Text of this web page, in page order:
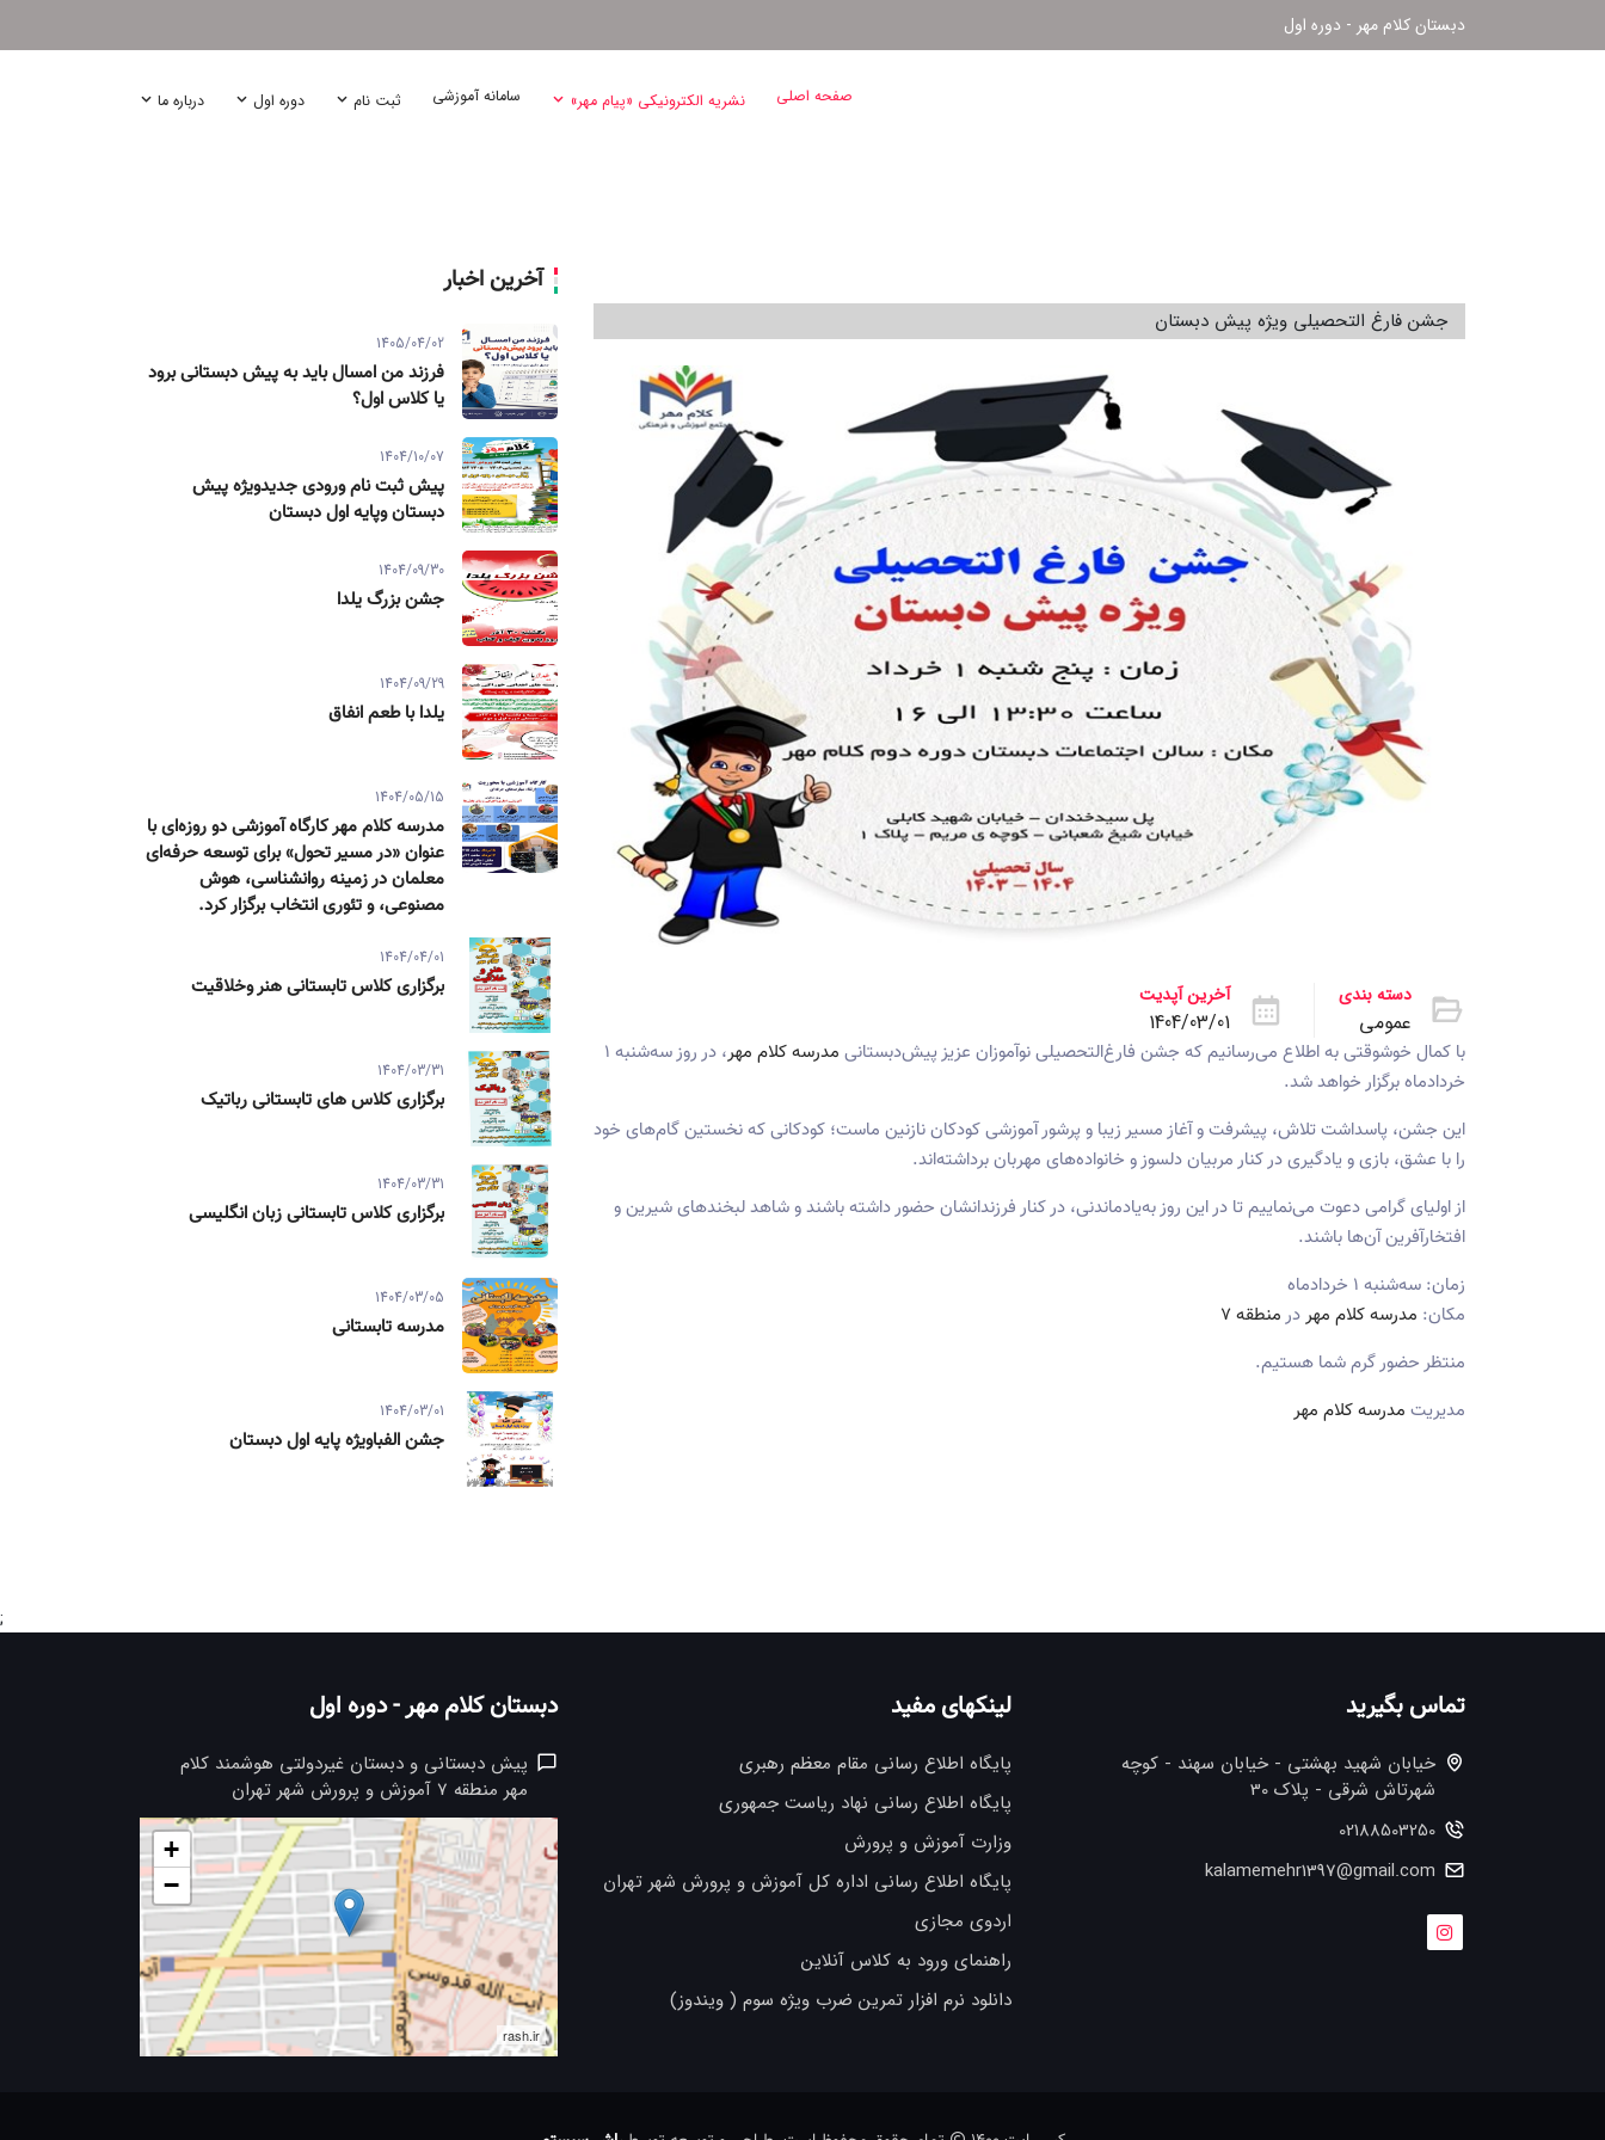
دبستان کلام مهر - دوره اول
صفحه اصلی نشریه الکترونیکی «پیام مهر» سامانه آموزشی ثبت نام دوره اول درباره ما
جشن فارغ التحصیلی ویژه پیش دبستان
دسته بندی
عمومی
آخرین آپدیت
1404/03/01
با کمال خوشوقتی به اطلاع می‌رسانیم که جشن فارغ‌التحصیلی نوآموزان عزیز پیش‌دبستانی مدرسه کلام مهر
، در روز سه‌شنبه ۱
خردادماه برگزار خواهد شد.
این جشن، پاسداشت تلاش، پیشرفت و آغاز مسیر زیبا و پرشور آموزشی کودکان نازنین ماست؛ کودکانی که نخستین گام‌های خود
را با عشق، بازی و یادگیری در کنار مربیان دلسوز و خانواده‌های مهربان برداشته‌اند.
از اولیای گرامی دعوت می‌نماییم تا در این روز به‌یادماندنی، در کنار فرزندانشان حضور داشته باشند و شاهد لبخندهای شیرین و
افتخارآفرین آن‌ها باشند.
زمان: سه‌شنبه ۱ خردادماه
مکان: مدرسه کلام مهردرمنطقه 7
منتظر حضور گرم شما هستیم.
مدیریت مدرسه کلام مهر
آخرین اخبار
1405/04/02
فرزند من امسال باید به پیش دبستانی برود
یا کلاس اول؟
1404/10/07
پیش ثبت نام ورودی جدیدویژه پیش
دبستان وپایه اول دبستان
1404/09/30
جشن بزرگ یلدا
1404/09/29
یلدا با طعم انفاق
1404/05/15
مدرسه کلام مهر کارگاه آموزشی دو روزه‌ای با
عنوان «در مسیر تحول» برای توسعه حرفه‌ای
معلمان در زمینه روانشناسی، هوش
مصنوعی، و تئوری انتخاب برگزار کرد.
1404/04/01
برگزاری کلاس تابستانی هنر وخلاقیت
1404/03/31
برگزاری کلاس های تابستانی رباتیک
1404/03/31
برگزاری کلاس تابستانی زبان انگلیسی
1404/03/05
مدرسه تابستانی
1404/03/01
جشن الفباویژه پایه اول دبستان
;
تماس بگیرید
خیابان شهید بهشتی - خیابان سهند - کوچه
شهرتاش شرقی - پلاک 30
02188503250
kalamemehr1397@gmail.com
لینکهای مفید
پایگاه اطلاع رسانی مقام معظم رهبری
پایگاه اطلاع رسانی نهاد ریاست جمهوری
وزارت آموزش و پرورش
پایگاه اطلاع رسانی اداره کل آموزش و پرورش شهر تهران
اردوی مجازی
راهنمای ورود به کلاس آنلاین
دانلود نرم افزار تمرین ضرب ویژه سوم ( ویندوز)
دبستان کلام مهر - دوره اول
پیش دبستانی و دبستان غیردولتی هوشمند کلام
مهر منطقه 7 آموزش و پرورش شهر تهران
+
−
rash.ir